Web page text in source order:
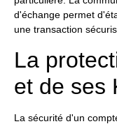
d'échange permet
une transaction
La
et de ses
La sécurité d'un